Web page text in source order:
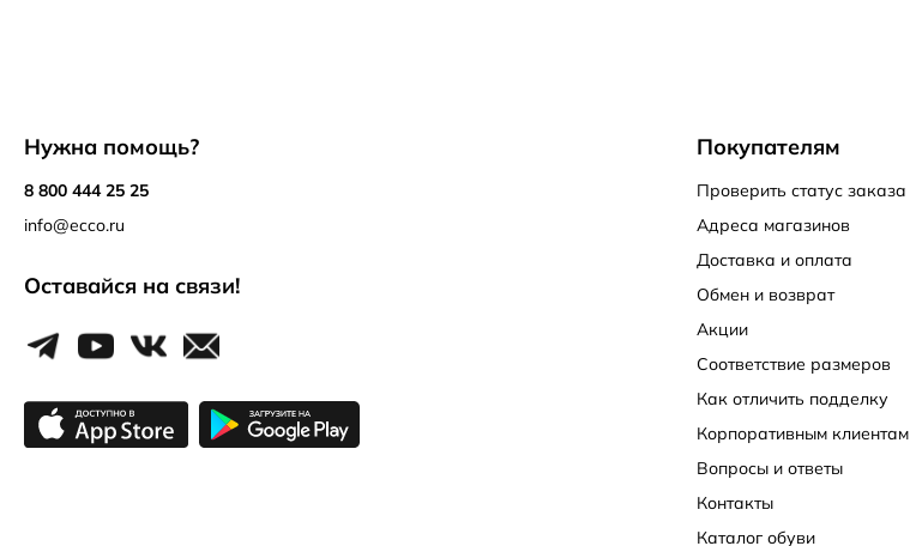
Нужна помощь?
8 800 444 25 25
info@ecco.ru
Оставайся на связи!
Покупателям
Проверить статус заказа
Адреса магазинов
Доставка и оплата
Обмен и возврат
Акции
Соответствие размеров
Как отличить подделку
Корпоративным клиентам
Вопросы и ответы
Контакты
Каталог обуви